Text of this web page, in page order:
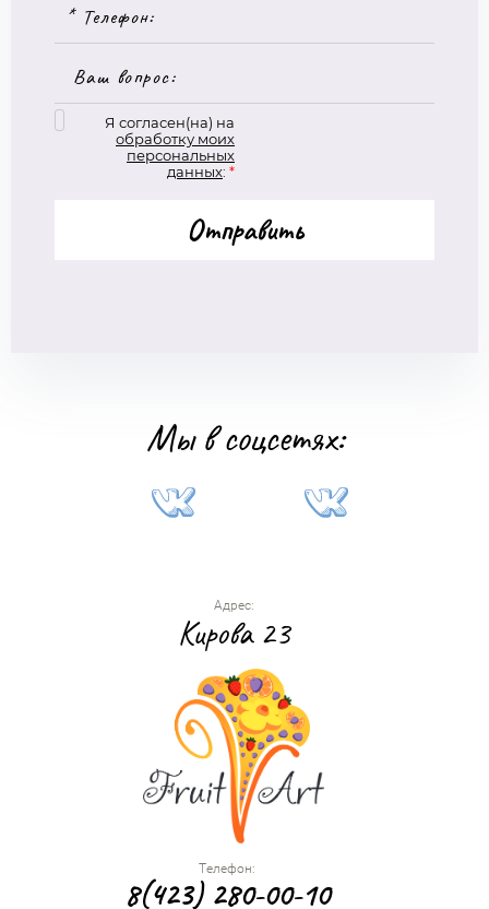
Я согласен(на) на
обработку моих
персональных
данных: *
Отправить
Мы в соцсетях:
Адрес:
Кирова 23
Телефон:
8(423) 280-00-10